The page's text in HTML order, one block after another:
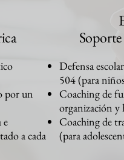
por un
e
a cada
Defensa
504 (para
Coaching de
organización y
Coaching de
(para